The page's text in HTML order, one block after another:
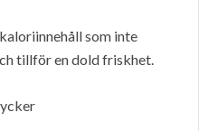
som inte
tillför en dold friskhet.